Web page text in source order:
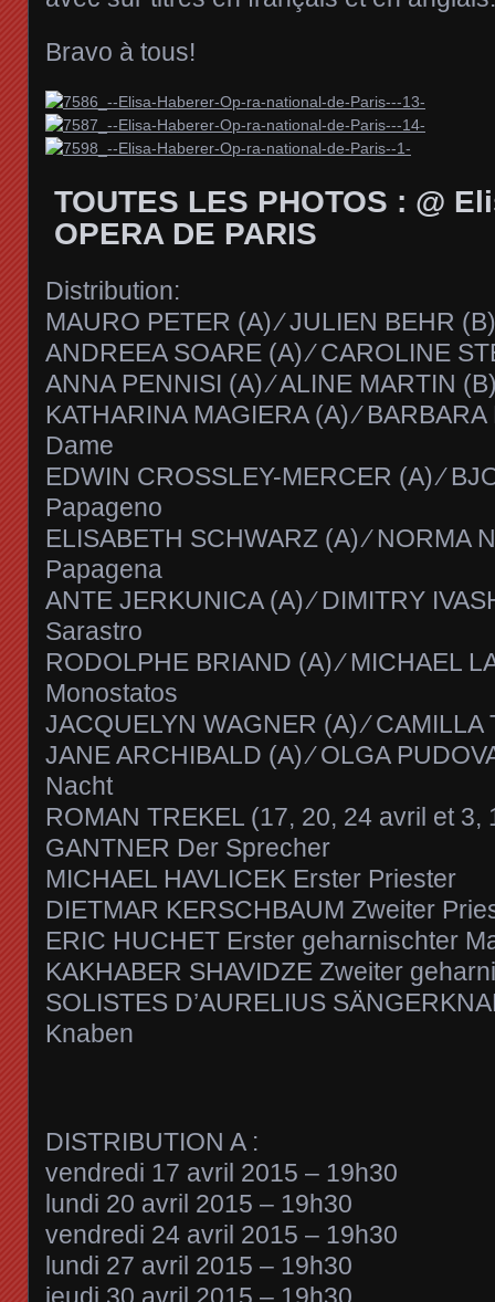
Bravo à tous!
TOUTES LES PHOTOS : @
OPERA DE PARIS
Distribution:
MAURO PETER (A) ⁄ JULIEN BEHR
ANDREEA SOARE (A) ⁄ CAROLINE
ANNA PENNISI (A) ⁄ ALINE MARTIN
KATHARINA MAGIERA (A) ⁄
Dame
EDWIN CROSSLEY-MERCER (A) ⁄
Papageno
ELISABETH SCHWARZ (A) ⁄ NORMA
Papagena
ANTE JERKUNICA (A) ⁄ DIMITRY
Sarastro
RODOLPHE BRIAND (A) ⁄ MICHAEL
Monostatos
JACQUELYN WAGNER (A) ⁄
JANE ARCHIBALD (A) ⁄ OLGA
Nacht
ROMAN TREKEL (17, 20, 24 avril et 3,
GANTNER Der Sprecher
MICHAEL HAVLICEK Erster Priester
DIETMAR KERSCHBAUM Zweiter
ERIC HUCHET Erster geharnischter
KAKHABER SHAVIDZE Zweiter
SOLISTES D’AURELIUS
Knaben
DISTRIBUTION A :
vendredi 17 avril 2015 – 19h30
lundi 20 avril 2015 – 19h30
vendredi 24 avril 2015 – 19h30
lundi 27 avril 2015 – 19h30